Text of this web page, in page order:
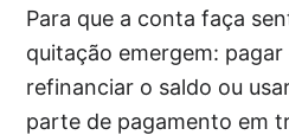
Para que a conta faça
quitação emergem:
refinanciar o saldo ou
parte de pagamento em